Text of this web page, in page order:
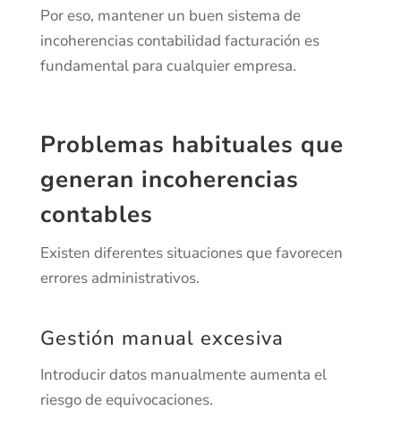
Por eso, mantener un buen sistema de
incoherencias contabilidad facturación es
fundamental para cualquier empresa.
Problemas habituales que
generan incoherencias
contables
Existen diferentes situaciones que favorecen
errores administrativos.
Gestión manual excesiva
Introducir datos manualmente aumenta el
riesgo de equivocaciones.